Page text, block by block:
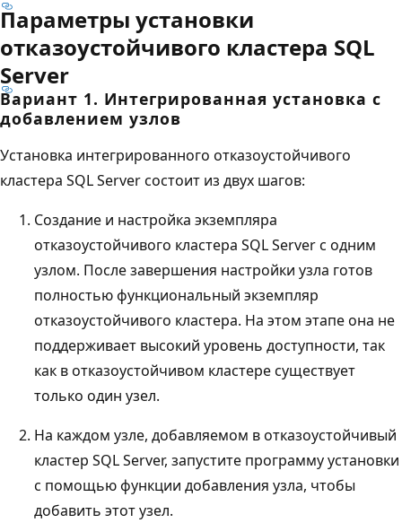
Параметры установки
отказоустойчивого кластера SQL
Server
Вариант 1. Интегрированная установка с
добавлением узлов
Установка интегрированного отказоустойчивого
кластера SQL Server состоит из двух шагов:
Создание и настройка экземпляра
отказоустойчивого кластера SQL Server с одним
узлом. После завершения настройки узла готов
полностью функциональный экземпляр
отказоустойчивого кластера. На этом этапе она не
поддерживает высокий уровень доступности, так
как в отказоустойчивом кластере существует
только один узел.
На каждом узле, добавляемом в отказоустойчивый
кластер SQL Server, запустите программу установки
с помощью функции добавления узла, чтобы
добавить этот узел.